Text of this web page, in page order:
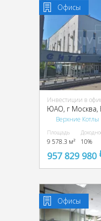
Офисы
Инвестиции в
Верхние Котлы
Площадь
9 578.3 м² 10%
957 829 980
Офисы